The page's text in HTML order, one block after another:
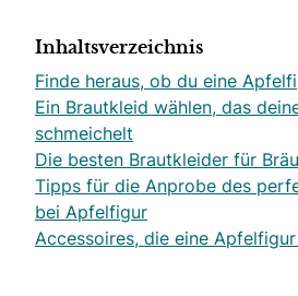
Inhaltsverzeichnis
Finde heraus, ob du eine
Ein Brautkleid wählen, das
schmeichelt
Die besten Brautkleider für
Tipps für die Anprobe des
bei Apfelfigur
Accessoires, die eine